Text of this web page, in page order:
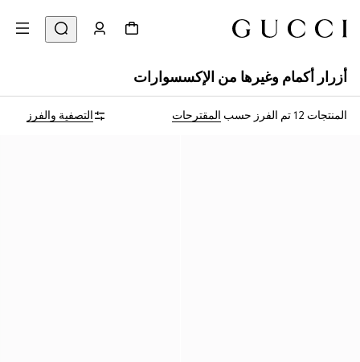
أزرار أكمام وغيرها من الإكسسوارات
المنتجات 12 تم الفرز حسب المقترحات التصفية والفرز